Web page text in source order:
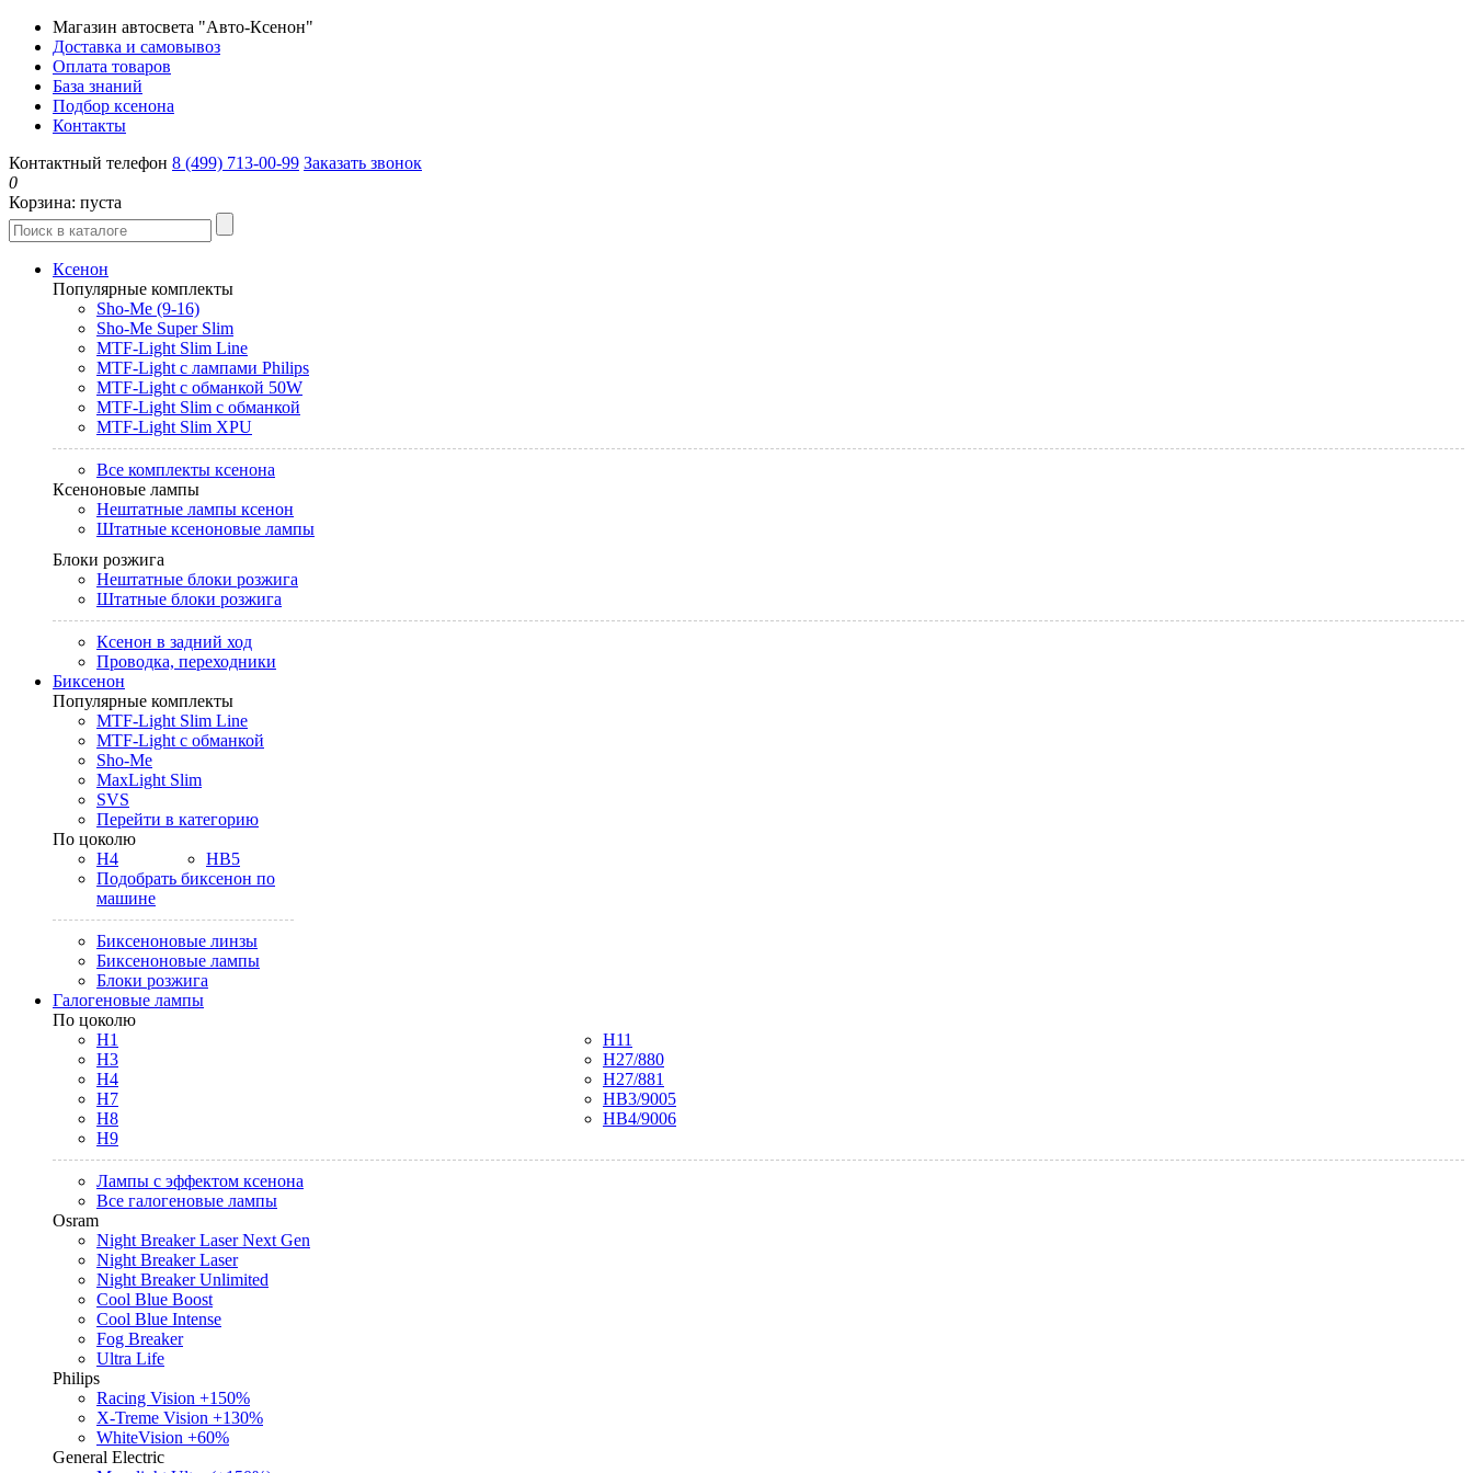
Магазин автосвета "Авто-Ксенон"
Доставка и самовывоз
Оплата товаров
База знаний
Подбор ксенона
Контакты
Контактный телефон 8 (499) 713-00-99 Заказать звонок
0
Корзина: пуста
Ксенон
Популярные комплекты
Sho-Me (9-16)
Sho-Me Super Slim
MTF-Light Slim Line
MTF-Light с лампами Philips
MTF-Light с обманкой 50W
MTF-Light Slim с обманкой
MTF-Light Slim XPU
Все комплекты ксенона
Ксеноновые лампы
Нештатные лампы ксенон
Штатные ксеноновые лампы
Блоки розжига
Нештатные блоки розжига
Штатные блоки розжига
Ксенон в задний ход
Проводка, переходники
Биксенон
Популярные комплекты
MTF-Light Slim Line
MTF-Light с обманкой
Sho-Me
MaxLight Slim
SVS
Перейти в категорию
По цоколю
H4
HB5
Подобрать биксенон по
машине
Биксеноновые линзы
Биксеноновые лампы
Блоки розжига
Галогеновые лампы
По цоколю
H1
H3
H4
H7
H8
H9
H11
H27/880
H27/881
HB3/9005
HB4/9006
Лампы с эффектом ксенона
Все галогеновые лампы
Osram
Night Breaker Laser Next Gen
Night Breaker Laser
Night Breaker Unlimited
Cool Blue Boost
Cool Blue Intense
Fog Breaker
Ultra Life
Philips
Racing Vision +150%
X-Treme Vision +130%
WhiteVision +60%
General Electric